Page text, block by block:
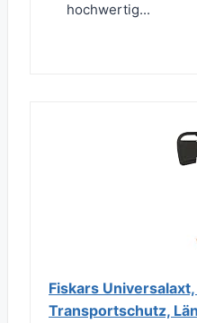
hochwertig...
Fiskars
Transportschutz,